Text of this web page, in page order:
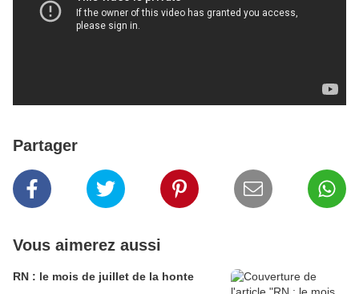
Partager
Vous aimerez aussi
RN : le mois de juillet de la honte